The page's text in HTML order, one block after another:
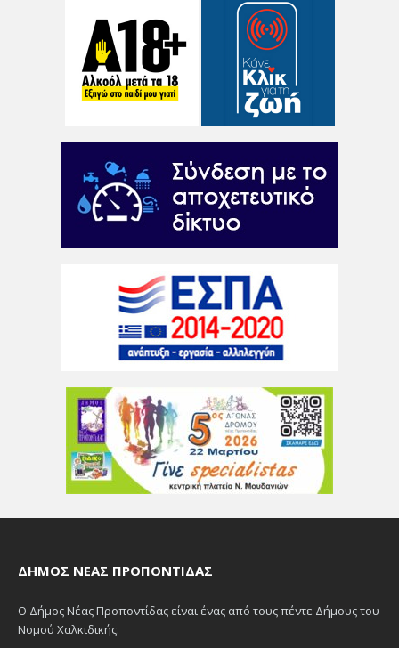
ΔΉΜΟΣ ΝΈΑΣ ΠΡΟΠΟΝΤΊΔΑΣ
Ο Δήμος Νέας Προποντίδας είναι ένας από τους πέντε Δήμους του
Νομού Χαλκιδικής.